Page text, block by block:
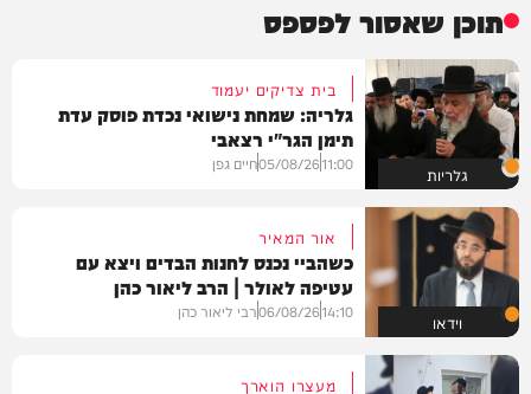
תוכן שאסור לפספס
גלריות
בית צדיקים יעמוד
גלריה: שמחת נישואי נכדת פוסק עדת
תימן הגר"י רצאבי
11:00
05/08/26חיים גפן
וידאו
אור המאיר
כשהביי נכנס לחנות הבדים ויצא עם
עטיפה לאולר | הרב ליאור כהן
14:10
06/08/26רבי ליאור כהן
מעצרו הוארך